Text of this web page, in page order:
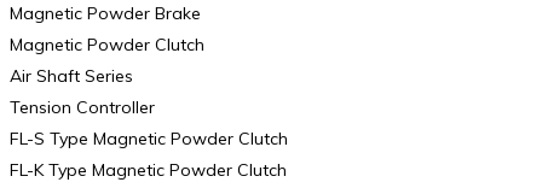
Magnetic Powder Brake
Magnetic Powder Clutch
Air Shaft Series
Tension Controller
FL-S Type Magnetic Powder Clutch
FL-K Type Magnetic Powder Clutch